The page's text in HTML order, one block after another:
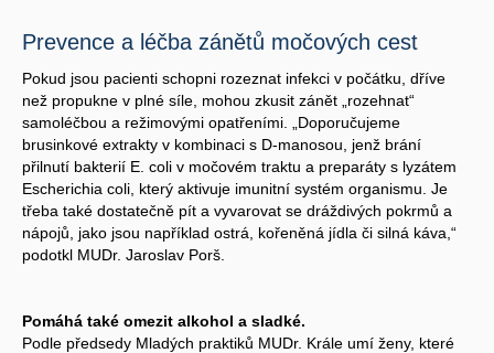
Prevence a léčba zánětů močových cest
Pokud jsou pacienti schopni rozeznat infekci v počátku, dříve
než propukne v plné síle, mohou zkusit zánět „rozehnat“
samoléčbou a režimovými opatřeními. „Doporučujeme
brusinkové extrakty v kombinaci s D-manosou, jenž brání
přilnutí bakterií E. coli v močovém traktu a preparáty s lyzátem
Escherichia coli, který aktivuje imunitní systém organismu. Je
třeba také dostatečně pít a vyvarovat se dráždivých pokrmů a
nápojů, jako jsou například ostrá, kořeněná jídla či silná káva,“
podotkl MUDr. Jaroslav Porš.
Pomáhá také omezit alkohol a sladké.
Podle předsedy Mladých praktiků MUDr. Krále umí ženy, které